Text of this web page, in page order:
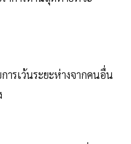
รเว้นระยะห่างจากคนอื่น